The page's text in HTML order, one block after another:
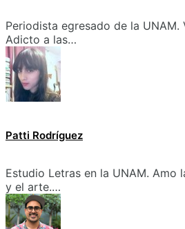
Periodista egresado de la
Adicto a las…
Patti Rodríguez
Estudio Letras en la UNAM. Amo
y el arte.…